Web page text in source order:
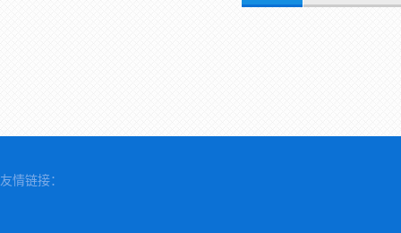
友情链接：